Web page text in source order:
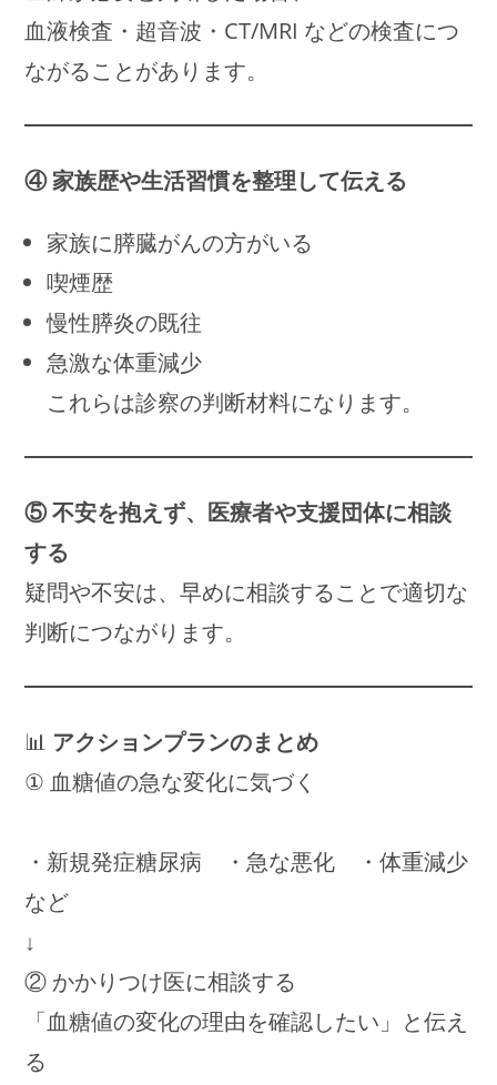
血液検査・超音波・CT/MRI などの検査につ
ながることがあります。
④ 家族歴や生活習慣を整理して伝える
家族に膵臓がんの方がいる
喫煙歴
慢性膵炎の既往
急激な体重減少
これらは診察の判断材料になります。
⑤ 不安を抱えず、医療者や支援団体に相談
する
疑問や不安は、早めに相談することで適切な
判断につながります。
📊 アクションプランのまとめ
① 血糖値の急な変化に気づく
・新規発症糖尿病 ・急な悪化 ・体重減少
など
↓
② かかりつけ医に相談する
「血糖値の変化の理由を確認したい」と伝え
る